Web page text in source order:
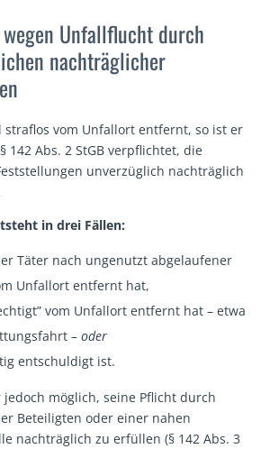
Unfallflucht durch
nachträglicher
straflos vom Unfallort entfernt, so ist er
142 Abs. 2 StGB verpflichtet, die
unverzüglich nachträglich
in drei Fällen:
Täter nach ungenutzt abgelaufener
Unfallort entfernt hat,
vom Unfallort entfernt hat – etwa
–oder
entschuldigt ist.
jedoch möglich, seine Pflicht durch
Beteiligten oder einer nahen
nachträglich zu erfüllen (§ 142 Abs. 3